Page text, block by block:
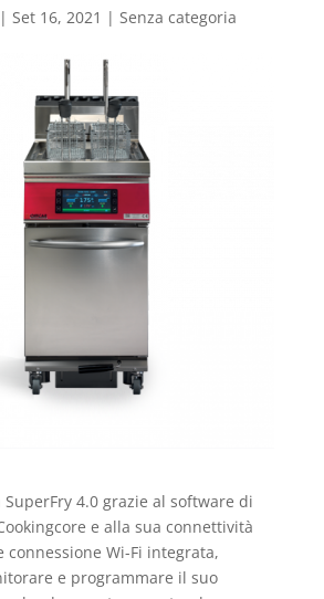
| Set 16, 2021 | Senza categoria
4.0 grazie al software di
e alla sua connettività
Wi-Fi integrata,
e programmare il suo